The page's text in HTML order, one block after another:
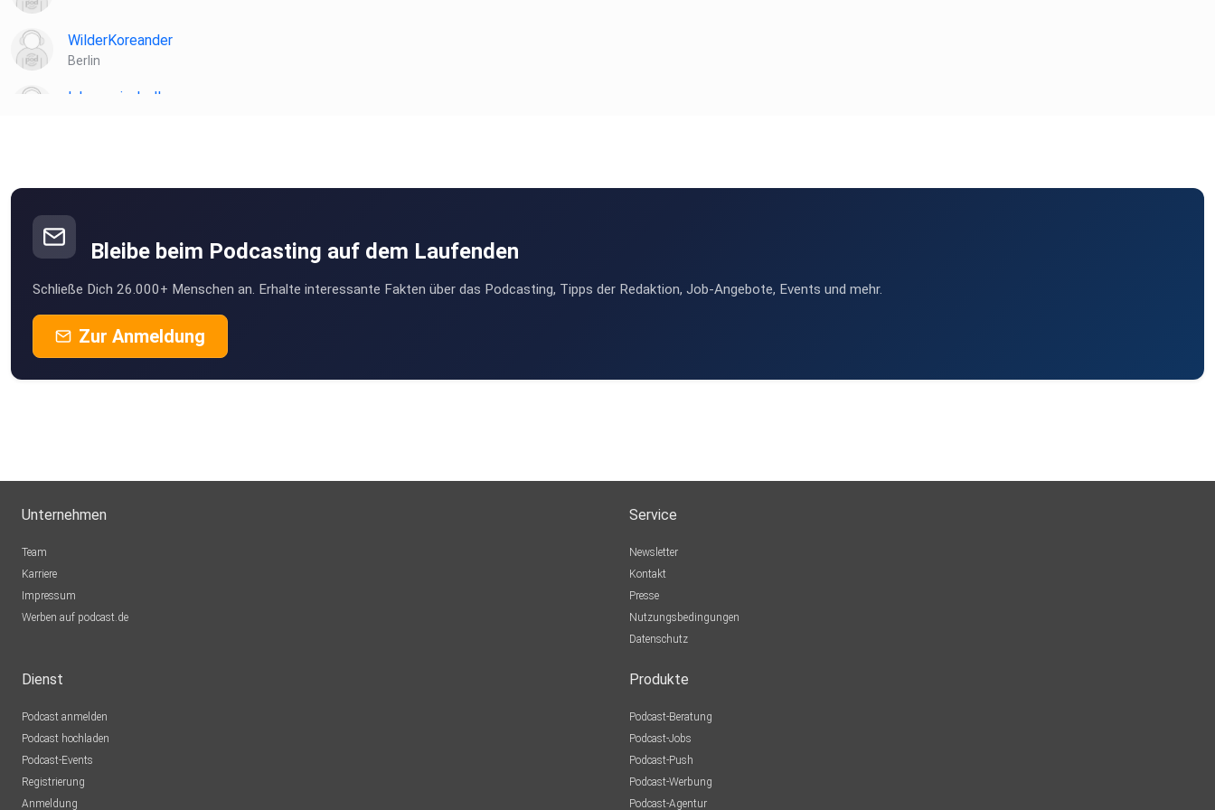
WilderKoreander
Berlin
lehmannisabell
Marc69
Hannover
SonjiM
München
Bleibe beim Podcasting auf dem Laufenden
Schließe Dich 26.000+ Menschen an. Erhalte interessante Fakten über das Podcasting, Tipps der Redaktion, Job-Angebote, Events und mehr.
Zur Anmeldung
Unternehmen
Team
Karriere
Impressum
Werben auf podcast.de
Service
Newsletter
Kontakt
Presse
Nutzungsbedingungen
Datenschutz
Dienst
Podcast anmelden
Podcast hochladen
Podcast-Events
Registrierung
Anmeldung
Produkte
Podcast-Beratung
Podcast-Jobs
Podcast-Push
Podcast-Werbung
Podcast-Agentur